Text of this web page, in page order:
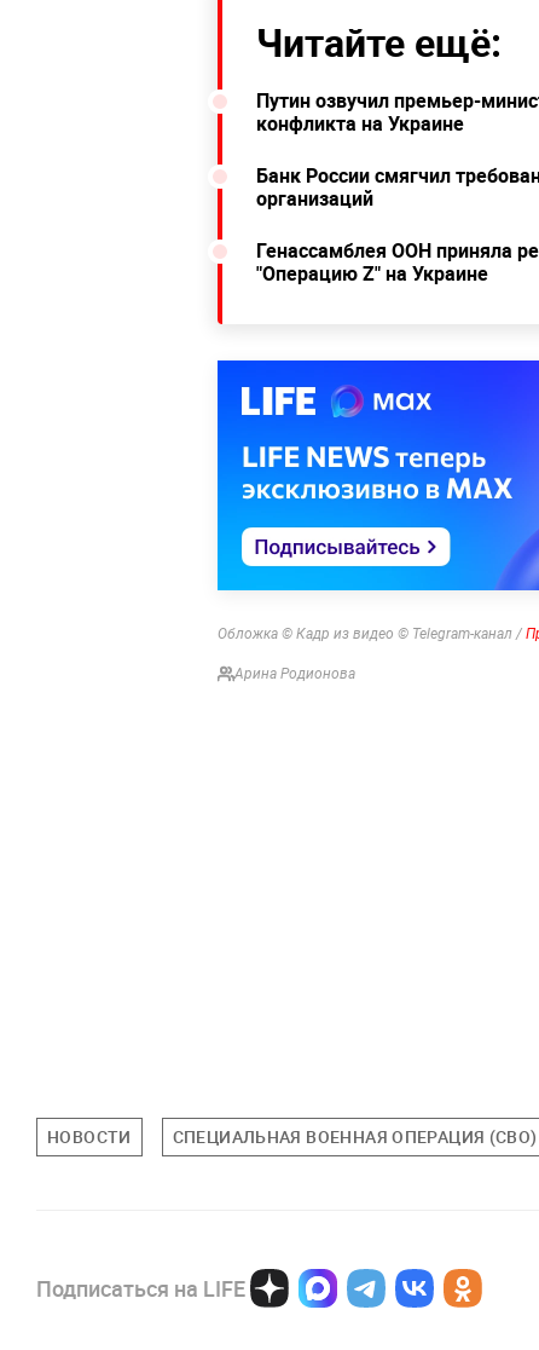
Читайте ещё:
Путин озвучил премьер-
конфликта на Украине
Банк России смягчил
организаций
Генассамблея ООН приняла
"Операцию Z" на Украине
Обложка © Кадр из видео © Telegram-канал /
Арина Родионова
НОВОСТИ СПЕЦИАЛЬНАЯ ВОЕННАЯ ОПЕРАЦИЯ (СВО)
Подписаться на LIFE